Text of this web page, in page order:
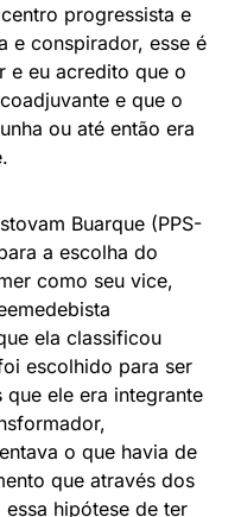
progressista e
e conspirador, esse é
e eu acredito que o
e que o
ou até então era
Buarque (PPS-
a escolha do
como seu vice,
ela classificou
escolhido para ser
ele era integrante
o que havia de
que através dos
hipótese de ter